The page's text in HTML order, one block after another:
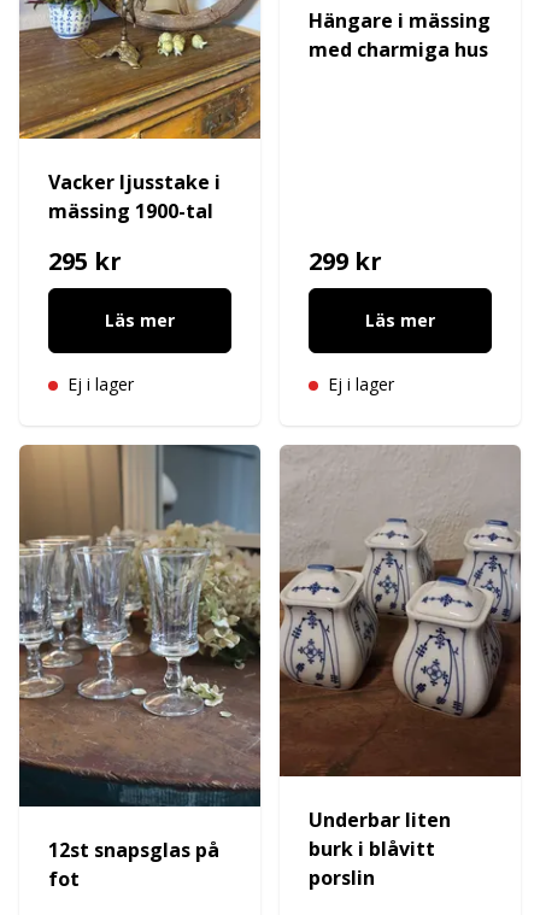
Vacker ljusstake i
mässing 1900-tal
295 kr
Läs mer
Ej i lager
Hängare i mässing
med charmiga hus
299 kr
Läs mer
Ej i lager
12st snapsglas på
fot
Underbar liten
burk i blåvitt
porslin